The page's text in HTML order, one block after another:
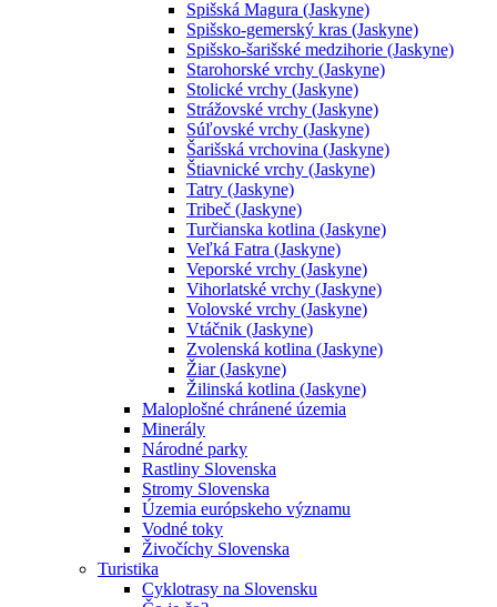
Spišská Magura (Jaskyne)
Spišsko-gemerský kras (Jaskyne)
Spišsko-šarišské medzihorie (Jaskyne)
Starohorské vrchy (Jaskyne)
Stolické vrchy (Jaskyne)
Strážovské vrchy (Jaskyne)
Súľovské vrchy (Jaskyne)
Šarišská vrchovina (Jaskyne)
Štiavnické vrchy (Jaskyne)
Tatry (Jaskyne)
Tribeč (Jaskyne)
Turčianska kotlina (Jaskyne)
Veľká Fatra (Jaskyne)
Veporské vrchy (Jaskyne)
Vihorlatské vrchy (Jaskyne)
Volovské vrchy (Jaskyne)
Vtáčnik (Jaskyne)
Zvolenská kotlina (Jaskyne)
Žiar (Jaskyne)
Žilinská kotlina (Jaskyne)
Maloplošné chránené územia
Minerály
Národné parky
Rastliny Slovenska
Stromy Slovenska
Územia európskeho významu
Vodné toky
Živočíchy Slovenska
Turistika
Cyklotrasy na Slovensku